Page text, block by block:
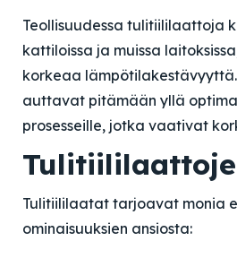
Teollisuudessa tulitiililaattoja
kattiloissa ja muissa
korkeaa
auttavat pitämään yllä
prosesseille, jotka vaativat
Tulitiililaatat tarjoavat monia
ominaisuuksien ansiosta: